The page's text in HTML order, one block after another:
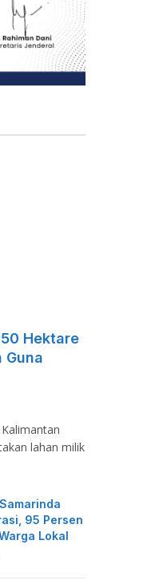
Hektare
Guna
lahan milik
95 Persen
Lokal